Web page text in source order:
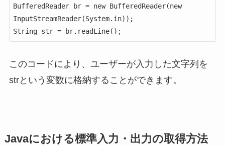
BufferedReader br = new BufferedReader(new
InputStreamReader(System.in));
String str = br.readLine();
このコードにより、ユーザーが入力した文字列を
strという変数に格納することができます。
Javaにおける標準入力・出力の取得方法